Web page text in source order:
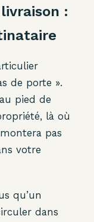
:
de porte ».
pied de
là où
pas
votre
qu’un
dans